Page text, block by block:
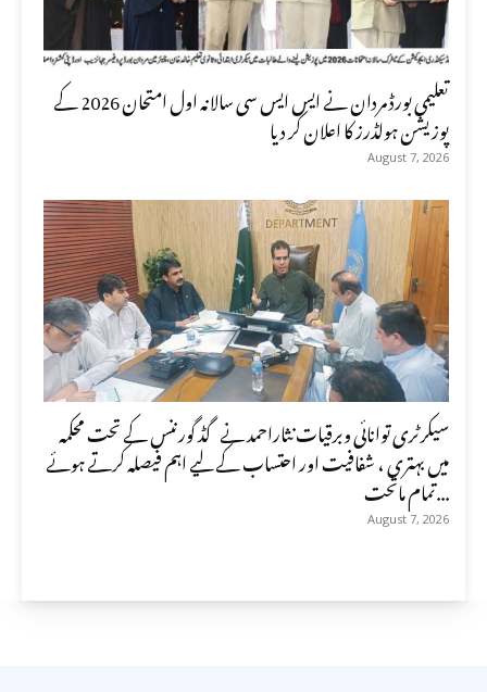
تعلیمی بورڈ مردان نے ایس ایس سی سالانہ اول امتحان 2026 کے
پوزیشن ہولڈرز کا اعلان کر دیا
August 7, 2026
سیکرٹری توانائی وبرقیات نثاراحمد نے گڈ گورننس کے تحت محکمہ
میں بہتری ، شفافیت اور احتساب کے لیے اہم فیصلہ کرتے ہوئے
تمام ماتحت...
August 7, 2026